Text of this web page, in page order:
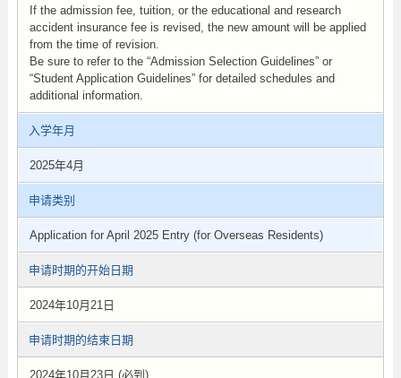
If the admission fee, tuition, or the educational and research
accident insurance fee is revised, the new amount will be applied
from the time of revision.
Be sure to refer to the “Admission Selection Guidelines” or
“Student Application Guidelines” for detailed schedules and
additional information.
入学年月
2025年4月
申请类别
Application for April 2025 Entry (for Overseas Residents)
申请时期的开始日期
2024年10月21日
申请时期的结束日期
2024年10月23日 (必到)